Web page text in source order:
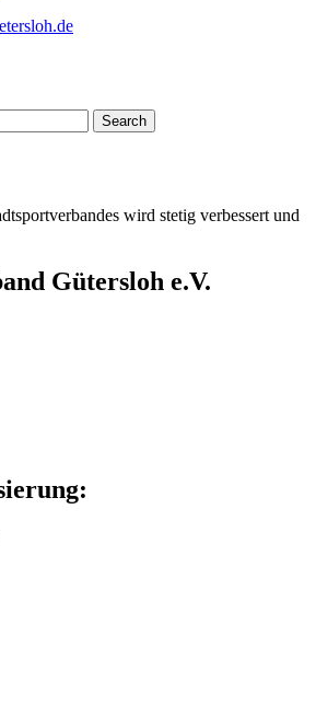
wird stetig verbessert und
Gütersloh e.V.